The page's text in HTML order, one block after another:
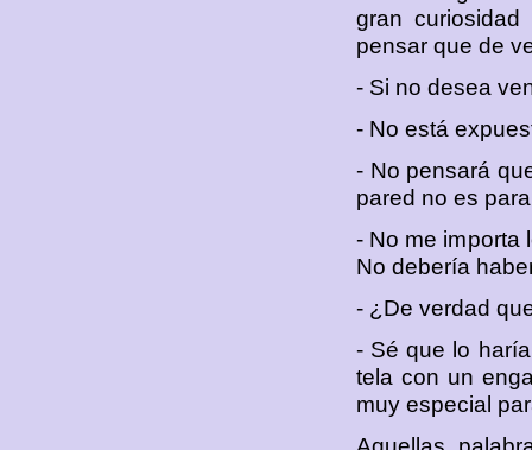
gran
pensar que de
- Si no desea
- No está
- No pensará
pared no es
- No me importa
No debería
- ¿De verdad
- Sé que lo
tela con un
muy especial